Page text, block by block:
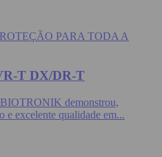
PARA TODA A
T DX/DR-T
BIOTRONIK demonstrou,
e excelente qualidade em...